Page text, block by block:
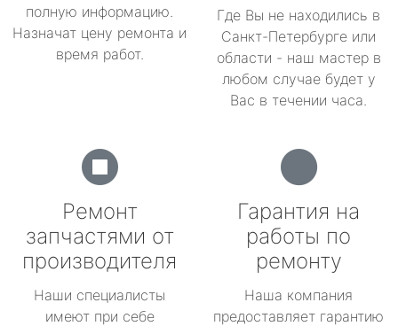
полную информацию.
Назначат цену ремонта и
время работ.
Где Вы не находились в
Санкт-Петербурге или
области - наш мастер в
любом случае будет у
Вас в течении часа.
Ремонт
запчастями от
производителя
Наши специалисты
имеют при себе
Гарантия на
работы по
ремонту
Наша компания
предоставляет гарантию